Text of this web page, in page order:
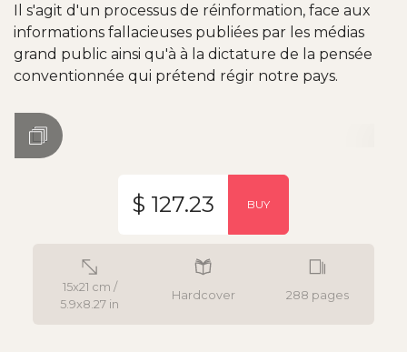
Il s'agit d'un processus de réinformation, face aux
informations fallacieuses publiées par les médias
grand public ainsi qu'à à la dictature de la pensée
conventionnée qui prétend régir notre pays.
15x21 cm /
5.9x8.27 in
Hardcover 288 pages
$ 127.23 BUY